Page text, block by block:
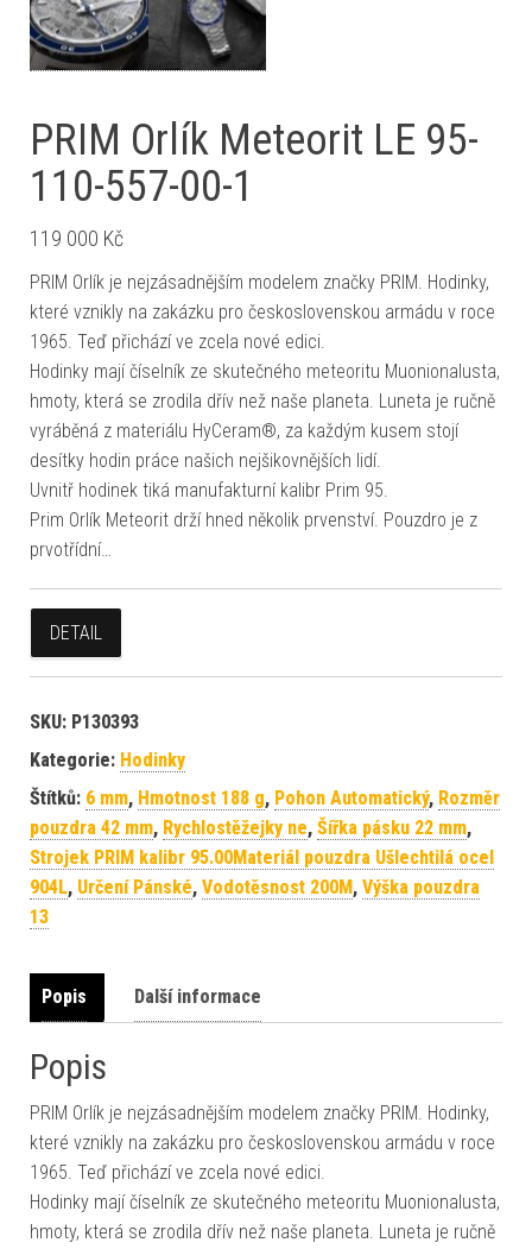
PRIM Orlík Meteorit LE 95-
110-557-00-1
119 000 Kč
PRIM Orlík je nejzásadnějším modelem značky PRIM. Hodinky,
které vznikly na zakázku pro československou armádu v roce
1965. Teď přichází ve zcela nové edici.
Hodinky mají číselník ze skutečného meteoritu Muonionalusta,
hmoty, která se zrodila dřív než naše planeta. Luneta je ručně
vyráběná z materiálu HyCeram®, za každým kusem stojí
desítky hodin práce našich nejšikovnějších lidí.
Uvnitř hodinek tiká manufakturní kalibr Prim 95.
Prim Orlík Meteorit drží hned několik prvenství. Pouzdro je z
prvotřídní…
DETAIL
SKU: P130393
Kategorie: Hodinky
Štítků: 6 mm, Hmotnost 188 g, Pohon Automatický, Rozměr
pouzdra 42 mm, Rychlostěžejky ne, Šířka pásku 22 mm,
Strojek PRIM kalibr 95.00Materiál pouzdra Ušlechtilá ocel
904L, Určení Pánské, Vodotěsnost 200M , Výška pouzdra
13
Popis Další informace
Popis
PRIM Orlík je nejzásadnějším modelem značky PRIM. Hodinky,
které vznikly na zakázku pro československou armádu v roce
1965. Teď přichází ve zcela nové edici.
Hodinky mají číselník ze skutečného meteoritu Muonionalusta,
hmoty, která se zrodila dřív než naše planeta. Luneta je ručně